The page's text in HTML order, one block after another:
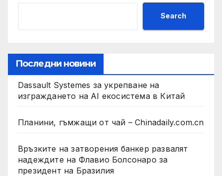
Search
Последни новини
Dassault Systemes за укрепване на
изграждането на AI екосистема в Китай
Планини, гъмжащи от чай – Chinadaily.com.cn
Връзките на затворения банкер развалят
надеждите на Флавио Болсонаро за
президент на Бразилия